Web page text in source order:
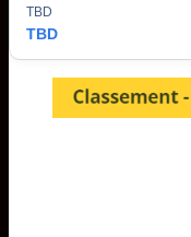
TBD
TBD